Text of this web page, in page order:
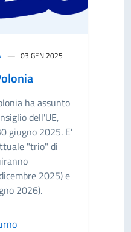
03 GEN 2025
ha assunto
dell'UE,
giugno 2025. E'
"trio" di
2025) e
2026).